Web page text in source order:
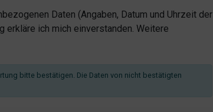
Daten (Angaben, Datum und Uhrzeit der
erkläre ich mich einverstanden. Weitere
bitte bestätigen. Die Daten von nicht bestätigten